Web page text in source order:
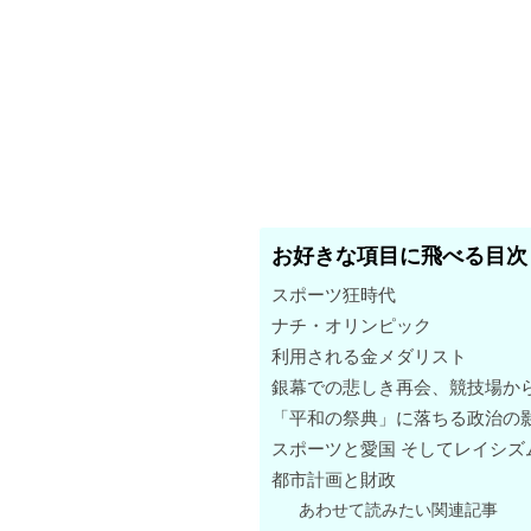
お好きな項目に飛べる目次
スポーツ狂時代
ナチ・オリンピック
利用される金メダリスト
銀幕での悲しき再会、競技場か
「平和の祭典」に落ちる政治の
スポーツと愛国 そしてレイシズ
都市計画と財政
あわせて読みたい関連記事